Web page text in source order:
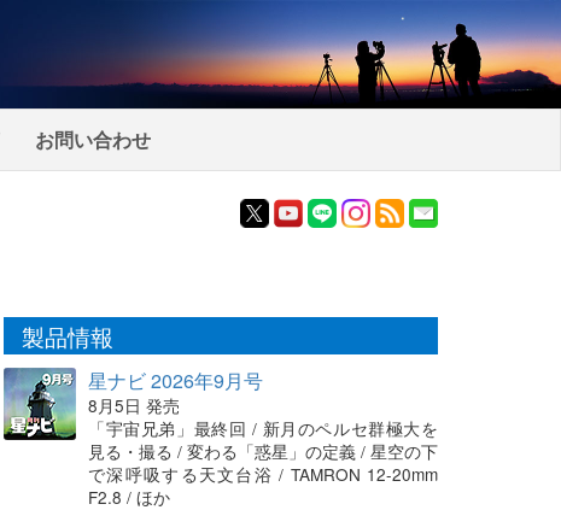
お問い合わせ
製品情報
星ナビ 2026年9月号
8月5日 発売
「宇宙兄弟」最終回 / 新月のペルセ群極大を
見る・撮る / 変わる「惑星」の定義 / 星空の下
で深呼吸する天文台浴 / TAMRON 12-20mm
F2.8 / ほか